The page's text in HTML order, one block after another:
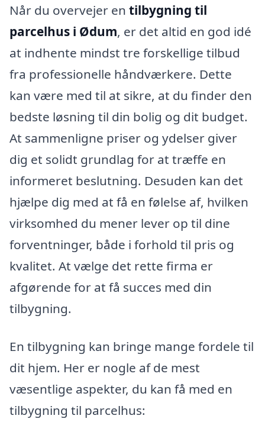
Når du overvejer en tilbygning til
parcelhus i Ødum, er det altid en god idé
at indhente mindst tre forskellige tilbud
fra professionelle håndværkere. Dette
kan være med til at sikre, at du finder den
bedste løsning til din bolig og dit budget.
At sammenligne priser og ydelser giver
dig et solidt grundlag for at træffe en
informeret beslutning. Desuden kan det
hjælpe dig med at få en følelse af, hvilken
virksomhed du mener lever op til dine
forventninger, både i forhold til pris og
kvalitet. At vælge det rette firma er
afgørende for at få succes med din
tilbygning.
En tilbygning kan bringe mange fordele til
dit hjem. Her er nogle af de mest
væsentlige aspekter, du kan få med en
tilbygning til parcelhus: